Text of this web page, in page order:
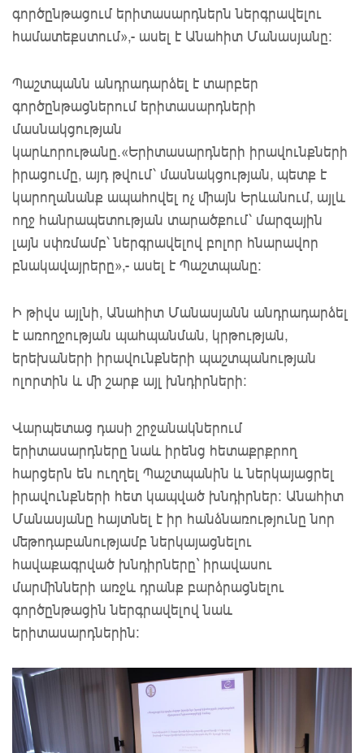
գործընթացում երիտասարդներն ներգրավելու
համատեքստում»,- ասել է Անահիտ Մանասյանը։
Պաշտպանն անդրադարձել է տարբեր
գործընթացներում երիտասարդների
մասնակցության
կարևորութանը.«Երիտասարդների իրավունքների
իրացումը, այդ թվում՝ մասնակցության, պետք է
կարողանանք ապահովել ոչ միայն Երևանում, այլև
ողջ հանրապետության տարածքում՝ մարզային
լայն սփռմամբ՝ ներգրավելով բոլոր հնարավոր
բնակավայրերը»,- ասել է Պաշտպանը:
Ի թիվս այլնի, Անահիտ Մանասյանն անդրադարձել
է առողջության պահպանման, կրթության,
երեխաների իրավունքների պաշտպանության
ոլորտին և մի շարք այլ խնդիրների:
Վարպետաց դասի շրջանակներում
երիտասարդները նաև իրենց հետաքրքրող
հարցերն են ուղղել Պաշտպանին և ներկայացրել
իրավունքների հետ կապված խնդիրներ: Անահիտ
Մանասյանը հայտնել է իր հանձնառությունը նոր
մեթոդաբանությամբ ներկայացնելու
հավաքագրված խնդիրները` իրավասու
մարմինների առջև դրանք բարձրացնելու
գործընթացին ներգրավելով նաև
երիտասարդներին: